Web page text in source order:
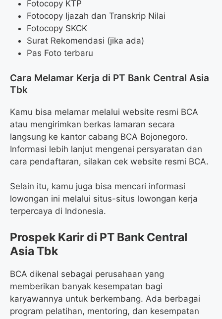
Fotocopy KTP
Fotocopy Ijazah dan Transkrip Nilai
Fotocopy SKCK
Surat Rekomendasi (jika ada)
Pas Foto terbaru
Cara Melamar Kerja di PT Bank Central Asia
Tbk
Kamu bisa melamar melalui website resmi BCA
atau mengirimkan berkas lamaran secara
langsung ke kantor cabang BCA Bojonegoro.
Informasi lebih lanjut mengenai persyaratan dan
cara pendaftaran, silakan cek website resmi BCA.
Selain itu, kamu juga bisa mencari informasi
lowongan ini melalui situs-situs lowongan kerja
terpercaya di Indonesia.
Prospek Karir di PT Bank Central
Asia Tbk
BCA dikenal sebagai perusahaan yang
memberikan banyak kesempatan bagi
karyawannya untuk berkembang. Ada berbagai
program pelatihan, mentoring, dan kesempatan